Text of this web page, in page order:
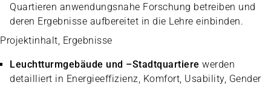
Quartieren anwendungsnahe Forschung betreiben und
deren Ergebnisse aufbereitet in die Lehre einbinden.
Projektinhalt, Ergebnisse
Leuchtturmgebäude und –Stadtquartiere werden
detailliert in Energieeffizienz, Komfort, Usability, Gender